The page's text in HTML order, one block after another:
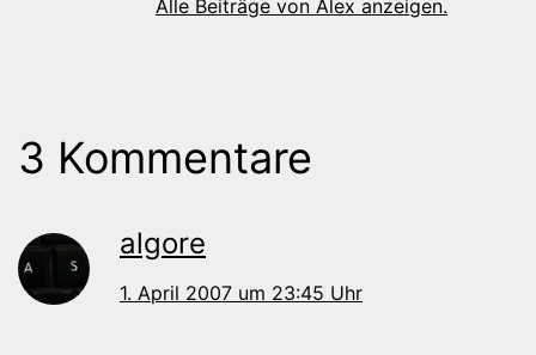
Alle Beiträge von Alex anzeigen.
3 Kommentare
algore
1. April 2007 um 23:45 Uhr